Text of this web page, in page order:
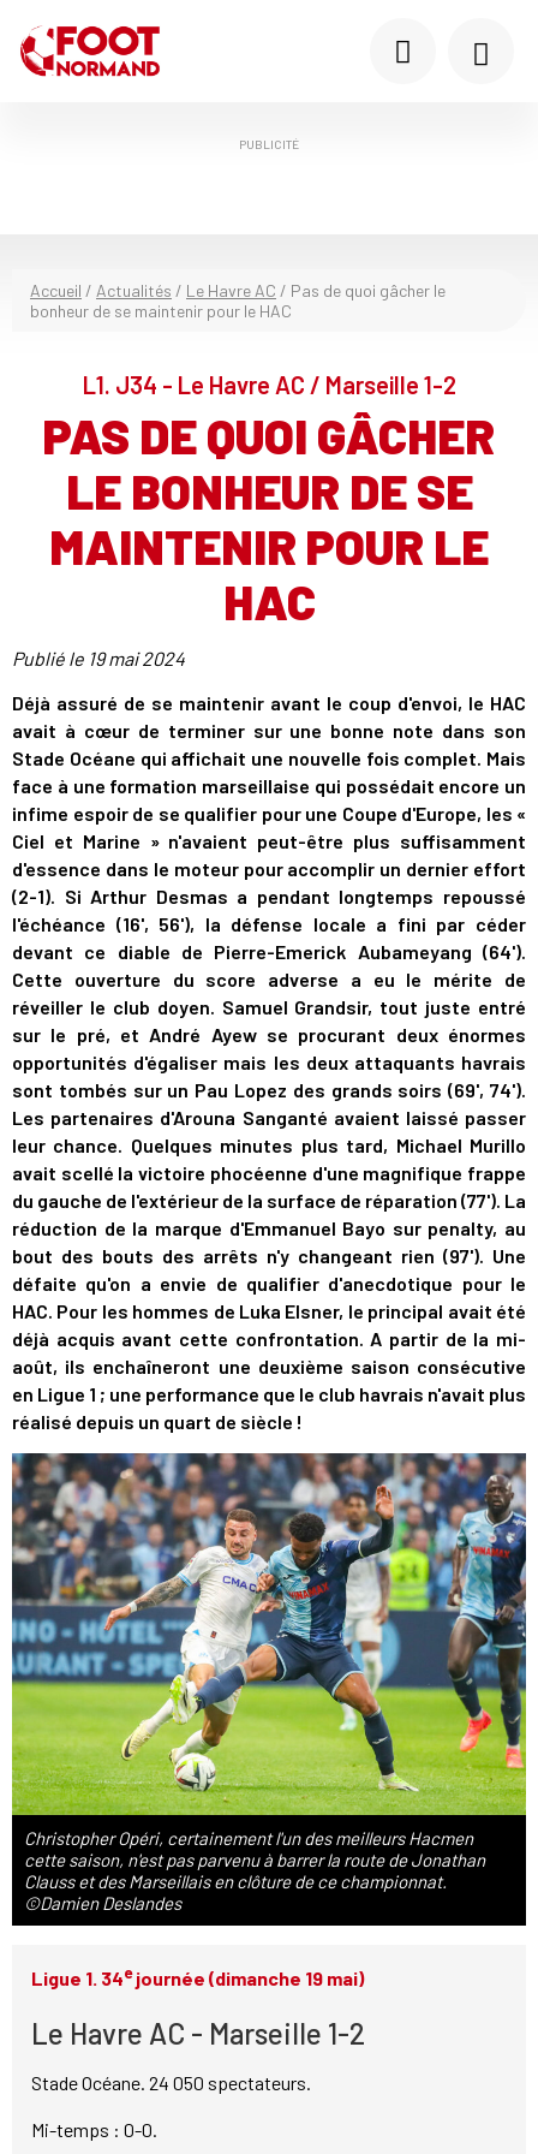
PUBLICITÉ
Accueil / Actualités / Le Havre AC / Pas de quoi gâcher le
bonheur de se maintenir pour le HAC
L1. J34 - Le Havre AC / Marseille 1-2
PAS DE QUOI GÂCHER
LE BONHEUR DE SE
MAINTENIR POUR LE
HAC
Publié le 19 mai 2024
Déjà assuré de se maintenir avant le coup d'envoi, le HAC
avait à cœur de terminer sur une bonne note dans son
Stade Océane qui affichait une nouvelle fois complet. Mais
face à une formation marseillaise qui possédait encore un
infime espoir de se qualifier pour une Coupe d'Europe, les «
Ciel et Marine » n'avaient peut-être plus suffisamment
d'essence dans le moteur pour accomplir un dernier effort
(2-1). Si Arthur Desmas a pendant longtemps repoussé
l'échéance (16', 56'), la défense locale a fini par céder
devant ce diable de Pierre-Emerick Aubameyang (64').
Cette ouverture du score adverse a eu le mérite de
réveiller le club doyen. Samuel Grandsir, tout juste entré
sur le pré, et André Ayew se procurant deux énormes
opportunités d'égaliser mais les deux attaquants havrais
sont tombés sur un Pau Lopez des grands soirs (69', 74').
Les partenaires d'Arouna Sanganté avaient laissé passer
leur chance. Quelques minutes plus tard, Michael Murillo
avait scellé la victoire phocéenne d'une magnifique frappe
du gauche de l'extérieur de la surface de réparation (77'). La
réduction de la marque d'Emmanuel Bayo sur penalty, au
bout des bouts des arrêts n'y changeant rien (97'). Une
défaite qu'on a envie de qualifier d'anecdotique pour le
HAC. Pour les hommes de Luka Elsner, le principal avait été
déjà acquis avant cette confrontation. A partir de la mi-
août, ils enchaîneront une deuxième saison consécutive
en Ligue 1 ; une performance que le club havrais n'avait plus
réalisé depuis un quart de siècle !
Christopher Opéri, certainement l'un des meilleurs Hacmen
cette saison, n'est pas parvenu à barrer la route de Jonathan
Clauss et des Marseillais en clôture de ce championnat.
©Damien Deslandes
Ligue 1. 34ejournée (dimanche 19 mai)
Le Havre AC - Marseille 1-2
Stade Océane. 24 050 spectateurs.
Mi-temps : 0-0.